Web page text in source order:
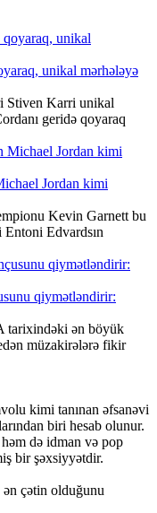
unikal mərhələyə
Stiven Karri unikal
geridə qoyaraq
Jordan kimi
Kevin Garnett bu
Edvardsın
qiymətləndirir:
tarixindəki ən böyük
müzakirələrə fikir
kimi tanınan əfsanəvi
biri hesab olunur.
də idman və pop
bir şəxsiyyətdir.